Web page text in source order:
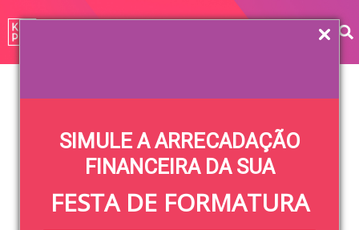
SIMULE A ARRECADAÇÃO
FINANCEIRA DA SUA
FESTA DE FORMATURA
Home»Blog»Formatura»Cerimonialista de
Cerimonialista de
formatura: o que